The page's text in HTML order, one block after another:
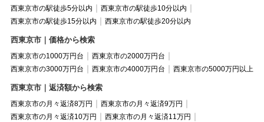
西東京市の駅徒歩5分以内
西東京市の駅徒歩10分以内
西東京市の駅徒歩15分以内
西東京市の駅徒歩20分以内
西東京市｜価格から検索
西東京市の1000万円台
西東京市の2000万円台
西東京市の3000万円台
西東京市の4000万円台 西東京市の5000万円以上
西東京市｜返済額から検索
西東京市の月々返済8万円
西東京市の月々返済9万円
西東京市の月々返済10万円
西東京市の月々返済11万円